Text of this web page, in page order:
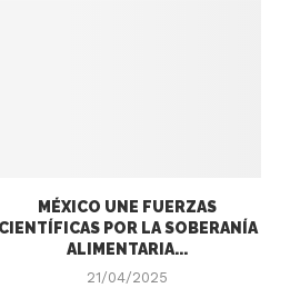
MÉXICO UNE FUERZAS
CIENTÍFICAS POR LA SOBERANÍA
ALIMENTARIA...
21/04/2025